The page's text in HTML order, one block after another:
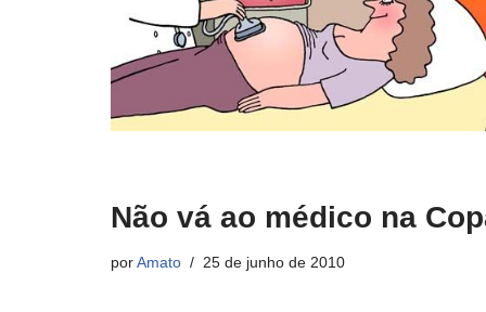
Não vá ao médico na
porAmato 25 de junho de 2010